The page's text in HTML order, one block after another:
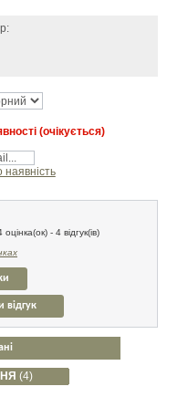
(очікується)
оцінка(ок) - 4 відгук(ів)
відгук
(4)